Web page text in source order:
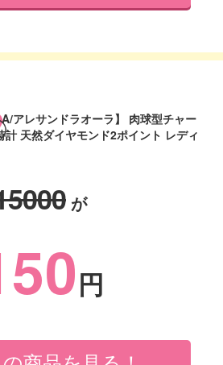
アレサンドラオーラ】 肉球型チャー
天然ダイヤモンド2ポイント レディ
が
円